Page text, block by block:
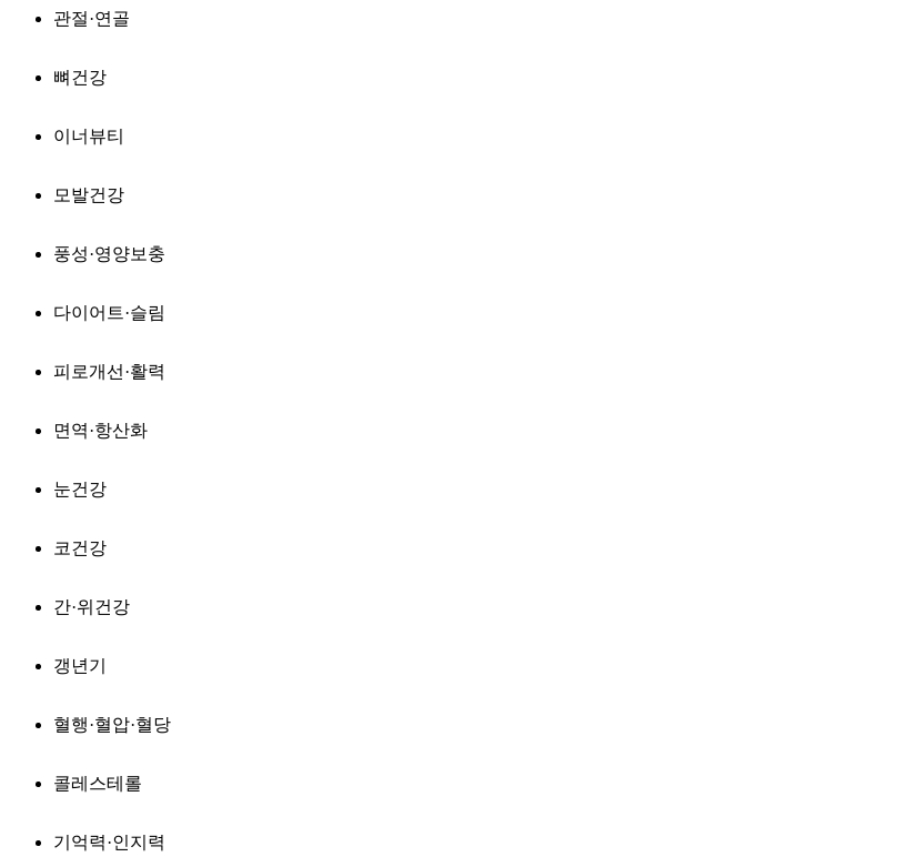
관절·연골
뼈건강
이너뷰티
모발건강
풍성·영양보충
다이어트·슬림
피로개선·활력
면역·항산화
눈건강
코건강
간·위건강
갱년기
혈행·혈압·혈당
콜레스테롤
기억력·인지력